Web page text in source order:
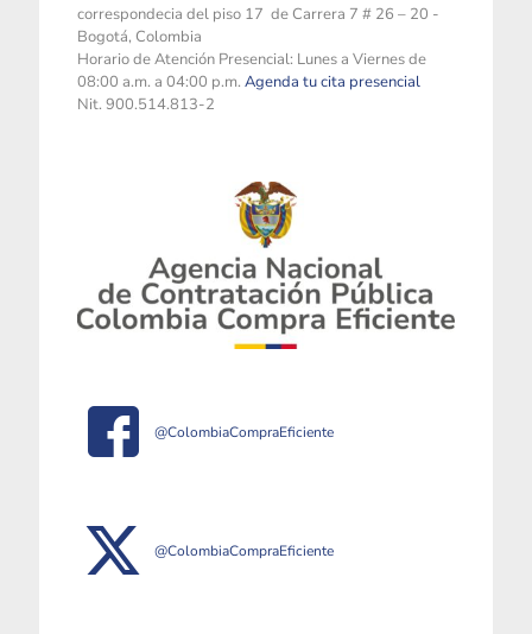
correspondecia del piso 17 de Carrera 7 # 26 – 20 -
Bogotá, Colombia
Horario de Atención Presencial: Lunes a Viernes de
08:00 a.m. a 04:00 p.m. Agenda tu cita presencial
Nit. 900.514.813-2
@ColombiaCompraEficiente
@ColombiaCompraEficiente